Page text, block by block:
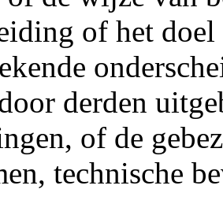
of het
derden
of de
technische